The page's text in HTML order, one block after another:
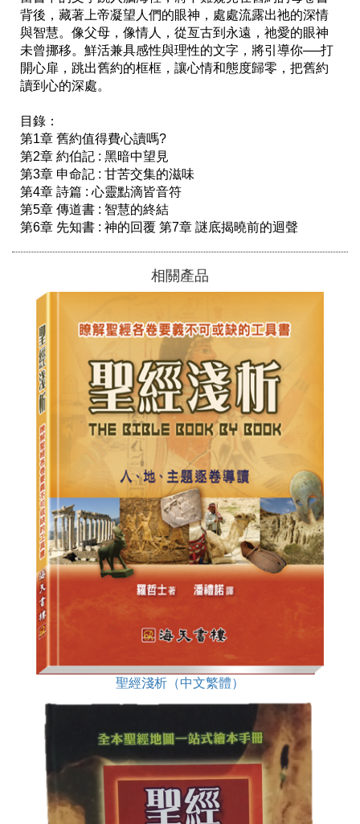
背後，藏著上帝凝望人們的眼神，處處流露出祂的深情
與智慧。像父母，像情人，從亙古到永遠，祂愛的眼神
未曾挪移。鮮活兼具感性與理性的文字，將引導你──打
開心扉，跳出舊約的框框，讓心情和態度歸零，把舊約
讀到心的深處。
目錄：
第1章 舊約值得費心讀嗎?
第2章 約伯記 : 黑暗中望見
第3章 申命記 : 甘苦交集的滋味
第4章 詩篇 : 心靈點滴皆音符
第5章 傳道書 : 智慧的終結
第6章 先知書 : 神的回覆 第7章 謎底揭曉前的迴聲
相關產品
聖經淺析（中文繁體）